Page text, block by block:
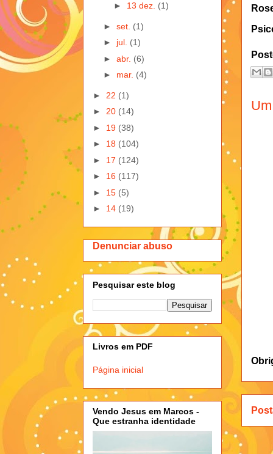
► 13 dez. (1)
► set. (1)
► jul. (1)
► abr. (6)
► mar. (4)
► 22 (1)
► 20 (14)
► 19 (38)
► 18 (104)
► 17 (124)
► 16 (117)
► 15 (5)
► 14 (19)
Denunciar abuso
Pesquisar este blog
Livros em PDF
Página inicial
Vendo Jesus em Marcos -
Que estranha identidade